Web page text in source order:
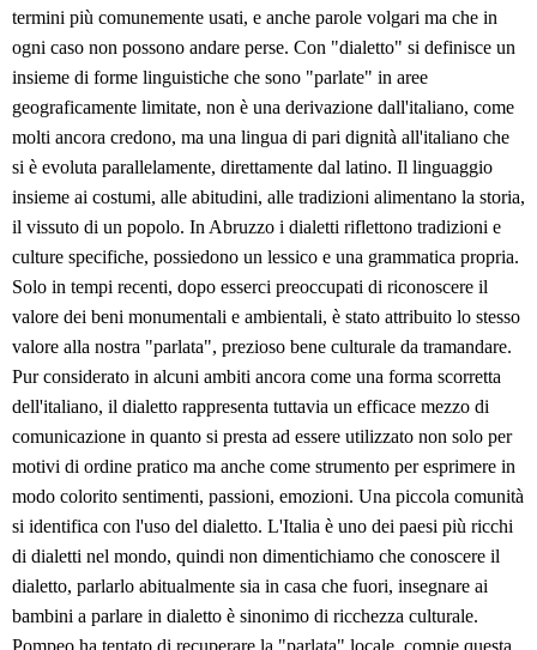
termini più comunemente usati, e anche parole volgari ma che in
ogni caso non possono andare perse. Con "dialetto" si definisce un
insieme di forme linguistiche che sono "parlate" in aree
geograficamente limitate, non è una derivazione dall'italiano, come
molti ancora credono, ma una lingua di pari dignità all'italiano che
si è evoluta parallelamente, direttamente dal latino. Il linguaggio
insieme ai costumi, alle abitudini, alle tradizioni alimentano la storia,
il vissuto di un popolo. In Abruzzo i dialetti riflettono tradizioni e
culture specifiche, possiedono un lessico e una grammatica propria.
Solo in tempi recenti, dopo esserci preoccupati di riconoscere il
valore dei beni monumentali e ambientali, è stato attribuito lo stesso
valore alla nostra "parlata", prezioso bene culturale da tramandare.
Pur considerato in alcuni ambiti ancora come una forma scorretta
dell'italiano, il dialetto rappresenta tuttavia un efficace mezzo di
comunicazione in quanto si presta ad essere utilizzato non solo per
motivi di ordine pratico ma anche come strumento per esprimere in
modo colorito sentimenti, passioni, emozioni. Una piccola comunità
si identifica con l'uso del dialetto. L'Italia è uno dei paesi più ricchi
di dialetti nel mondo, quindi non dimentichiamo che conoscere il
dialetto, parlarlo abitualmente sia in casa che fuori, insegnare ai
bambini a parlare in dialetto è sinonimo di ricchezza culturale.